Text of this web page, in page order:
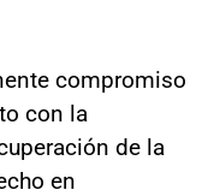
compromiso
con la
de la
en